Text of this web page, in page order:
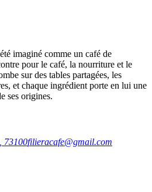
imaginé comme un café de
pour le café, la nourriture et le
sur des tables partagées, les
et chaque ingrédient porte en lui une
ses origines.
73100filieracafe@gmail.com